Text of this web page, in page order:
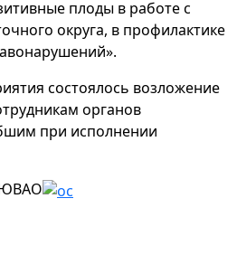
плоды в работе с
округа, в профилактике
состоялось возложение
органов
при исполнении
ЮВАО